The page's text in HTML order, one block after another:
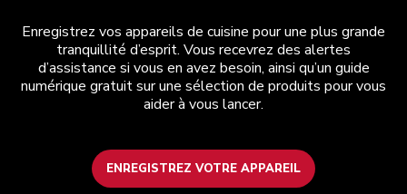
Enregistrez vos appareils de cuisine pour une plus grande
tranquillité d’esprit. Vous recevrez des alertes
d’assistance si vous en avez besoin, ainsi qu’un guide
numérique gratuit sur une sélection de produits pour vous
aider à vous lancer.
ENREGISTREZ VOTRE APPAREIL